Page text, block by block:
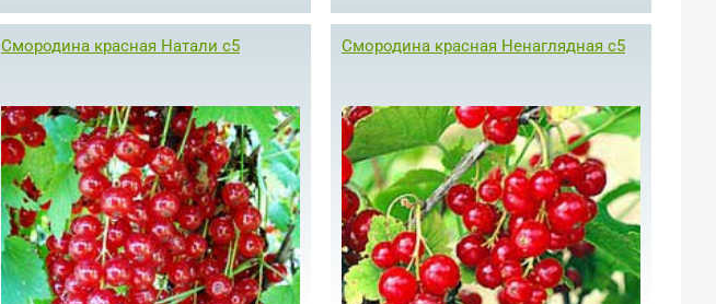
Смородина красная Натали с5 Смородина красная Ненаглядная с5